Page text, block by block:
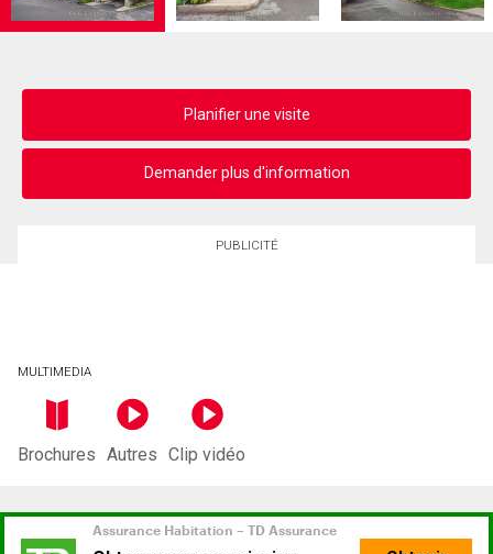
Planifier une visite
Demander plus d'information
PUBLICITÉ
MULTIMEDIA
Brochures Autres Clip vidéo